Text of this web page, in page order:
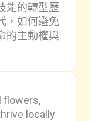
能的轉型歷
，如何避免
的主動權與
flowers,
locally